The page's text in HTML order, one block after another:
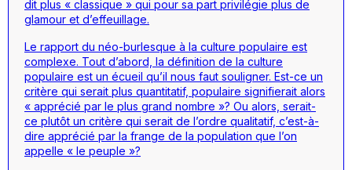
dit plus « classique » qui pour sa part privilégie plus de
glamour et d’effeuillage.
Le rapport du néo-burlesque à la culture populaire est
complexe. Tout d’abord, la définition de la culture
populaire est un écueil qu’il nous faut souligner. Est-ce un
critère qui serait plus quantitatif, populaire signifierait alors
« apprécié par le plus grand nombre »? Ou alors, serait-
ce plutôt un critère qui serait de l’ordre qualitatif, c’est-à-
dire apprécié par la frange de la population que l’on
appelle « le peuple »?